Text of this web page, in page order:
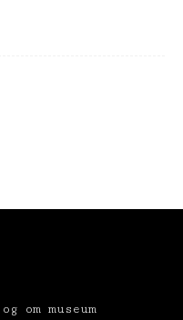
om museum